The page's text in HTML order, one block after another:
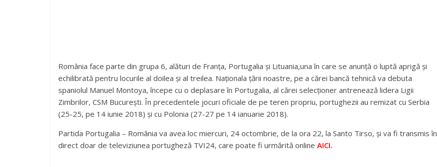
România face parte din grupa 6, alături de Franța, Portugalia și Lituania,una în care se anunță o luptă aprigă și
echilibrată pentru locurile al doilea și al treilea. Naționala țării noastre, pe a cărei bancă tehnică va debuta
spaniolul Manuel Montoya, începe cu o deplasare în Portugalia, al cărei selecționer antrenează lidera Ligii
Zimbrilor, CSM București. În precedentele jocuri oficiale de pe teren propriu, portughezii au remizat cu Serbia
(25-25, pe 14 iunie 2018) și cu Polonia (27-27 pe 14 ianuarie 2018).
Partida Portugalia – România va avea loc miercuri, 24 octombrie, de la ora 22, la Santo Tirso, și va fi transmis în
direct doar de televiziunea portugheză TVI24, care poate fi urmărită online AICI.